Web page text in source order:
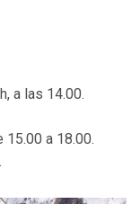
a las 14.00.
15.00 a 18.00.